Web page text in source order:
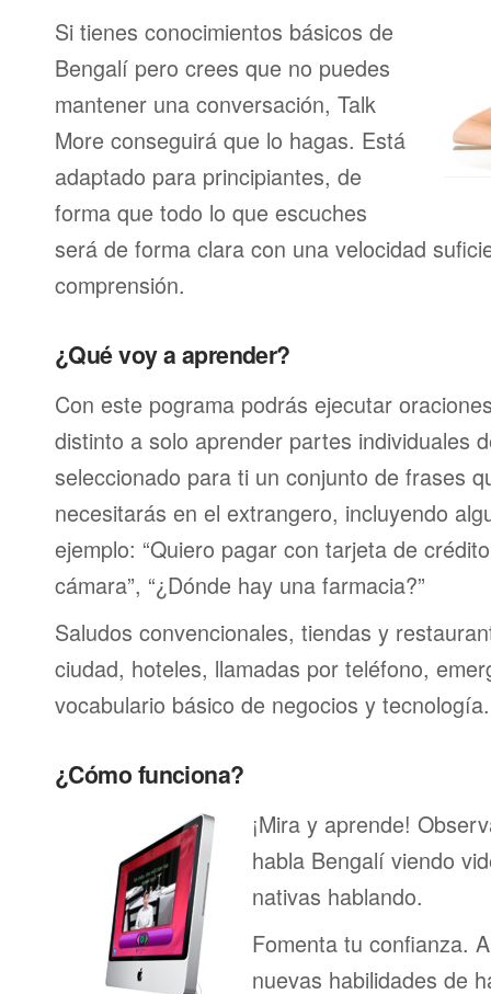
Si tienes conocimientos básicos de
Bengalí pero crees que no puedes
mantener una conversación, Talk
More conseguirá que lo hagas. Está
adaptado para principiantes, de
forma que todo lo que escuches
será de forma clara con una velocidad
comprensión.
¿Qué voy a aprender?
Con este pograma podrás ejecutar
distinto a solo aprender partes individuales
seleccionado para ti un conjunto de frases
necesitarás en el extrangero, incluyendo
ejemplo: “Quiero pagar con tarjeta de
cámara”, “¿Dónde hay una farmacia?”
Saludos convencionales, tiendas y
ciudad, hoteles, llamadas por teléfono,
vocabulario básico de negocios y tecnología.
¿Cómo funciona?
¡Mira y aprende!
habla Bengalí viendo
nativas hablando.
Fomenta tu confianza.
nuevas habilidades de